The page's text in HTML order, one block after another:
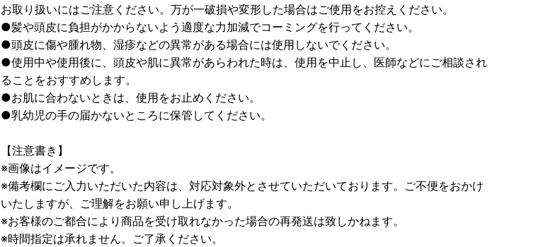
お取り扱いにはご注意ください。万が一破損や変形した場合はご使用をお控えください。
●髪や頭皮に負担がかからないよう適度な力加減でコーミングを行ってください。
●頭皮に傷や腫れ物、湿疹などの異常がある場合には使用しないでください。
●使用中や使用後に、頭皮や肌に異常があらわれた時は、使用を中止し、医師などにご相談され
ることをおすすめします。
●お肌に合わないときは、使用をお止めください。
●乳幼児の手の届かないところに保管してください。
【注意書き】
※画像はイメージです。
※備考欄にご入力いただいた内容は、対応対象外とさせていただいております。ご不便をおかけ
いたしますが、ご理解をお願い申し上げます。
※お客様のご都合により商品を受け取れなかった場合の再発送は致しかねます。
※時間指定は承れません。ご了承ください。